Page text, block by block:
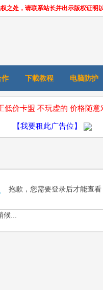
之处，请联系站长并出示版权证
作 下載教程 电脑防护
低价卡盟 不玩虚的 价格随意
【我要租此广告位】
抱歉，您需要登录后才能查看
候...